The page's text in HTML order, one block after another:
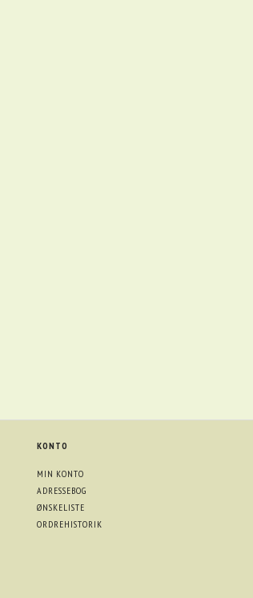
KONTO
MIN KONTO
ADRESSEBOG
ØNSKELISTE
ORDREHISTORIK